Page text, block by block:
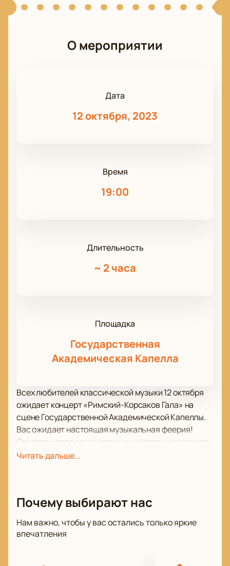
О мероприятии
Дата
12 октября, 2023
Время
19:00
Длительность
~ 2 часа
Площадка
Государственная
Академическая Капелла
Всех любителей классической музыки 12 октября
ожидает концерт «Римский-Корсаков Гала» на
сцене Государственной Академической Капеллы.
Вас ожидает настоящая музыкальная феерия!
Оркестр исполнит композиции мировых классиков,
а также авторства российских композиторов.
Подарите себе подлинное удовольствие от
превосходном исполнении.
Читать дальше...
Почему выбирают нас
Нам важно, чтобы у вас остались только яркие
впечатления